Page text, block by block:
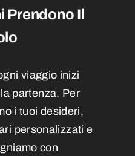
Prendono Il
viaggio inizi
partenza. Per
i tuoi desideri,
personalizzati e
con